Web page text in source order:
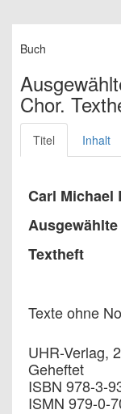
Buch
Chor.
Titel Inhalt
Carl Michael
Textheft
Texte ohne
UHR-Verlag,
Geheftet
ISBN 978-3-
ISMN 979-0-